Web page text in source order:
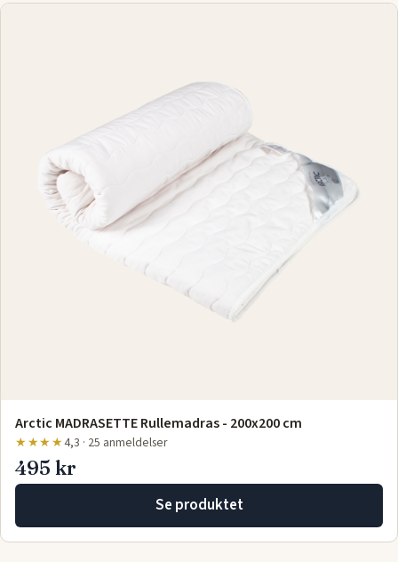
Arctic MADRASETTE Rullemadras - 200x200 cm
★★★★4,3 · 25 anmeldelser
495 kr
Se produktet